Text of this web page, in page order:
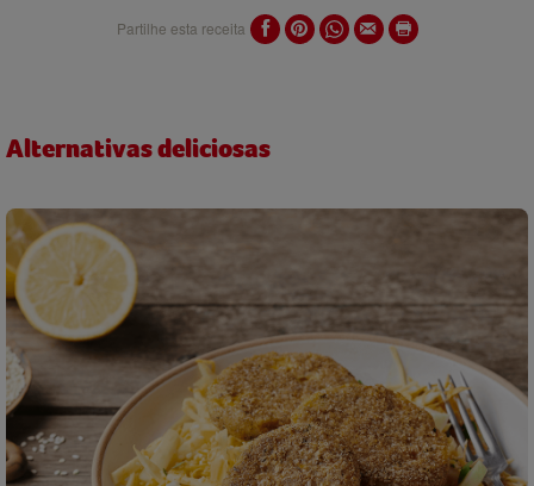
Partilhe esta receita
Alternativas deliciosas